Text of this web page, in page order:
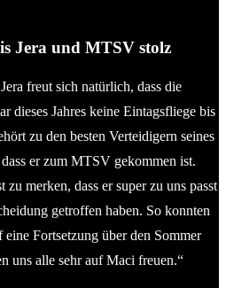
Jera und MTSV stolz
freut sich natürlich, dass die
dieses Jahres keine Eintagsfliege bis
zu den besten Verteidigern seines
er zum MTSV gekommen ist.
merken, dass er super zu uns passt
getroffen haben. So konnten
Fortsetzung über den Sommer
uns alle sehr auf Maci freuen.“